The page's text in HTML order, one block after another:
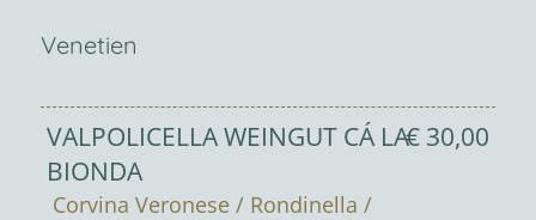
Venetien
VALPOLICELLA WEINGUT CÁ LA
BIONDA
€ 30,00
Corvina Veronese / Rondinella /